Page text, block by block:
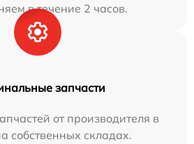
в течение 2 часов.
запчасти
от производителя в
собственных складах.